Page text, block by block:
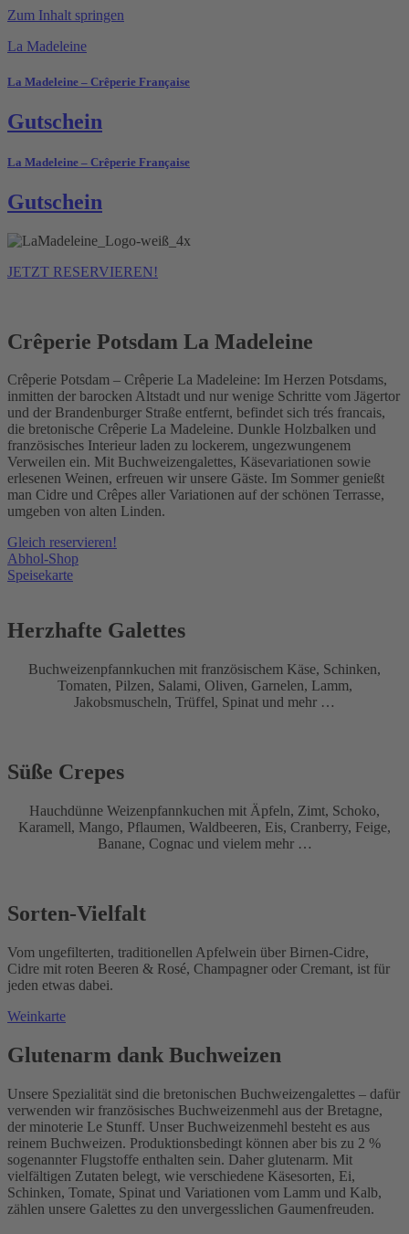
Zum Inhalt springen
La Madeleine
La Madeleine – Crêperie Française
Gutschein
La Madeleine – Crêperie Française
Gutschein
JETZT RESERVIEREN!
Crêperie Potsdam La Madeleine
Crêperie Potsdam – Crêperie La Madeleine: Im Herzen Potsdams,
inmitten der barocken Altstadt und nur wenige Schritte vom Jägertor
und der Brandenburger Straße entfernt, befindet sich trés francais,
die bretonische Crêperie La Madeleine. Dunkle Holzbalken und
französisches Interieur laden zu lockerem, ungezwungenem
Verweilen ein. Mit Buchweizengalettes, Käsevariationen sowie
erlesenen Weinen, erfreuen wir unsere Gäste. Im Sommer genießt
man Cidre und Crêpes aller Variationen auf der schönen Terrasse,
umgeben von alten Linden.
Gleich reservieren!
Abhol-Shop
Speisekarte
Herzhafte Galettes
Buchweizenpfannkuchen mit französischem Käse, Schinken,
Tomaten, Pilzen, Salami, Oliven, Garnelen, Lamm,
Jakobsmuscheln, Trüffel, Spinat und mehr …
Süße Crepes
Hauchdünne Weizenpfannkuchen mit Äpfeln, Zimt, Schoko,
Karamell, Mango, Pflaumen, Waldbeeren, Eis, Cranberry, Feige,
Banane, Cognac und vielem mehr …
Sorten-Vielfalt
Vom ungefilterten, traditionellen Apfelwein über Birnen-Cidre,
Cidre mit roten Beeren & Rosé, Champagner oder Cremant, ist für
jeden etwas dabei.
Weinkarte
Glutenarm dank Buchweizen
Unsere Spezialität sind die bretonischen Buchweizengalettes – dafür
verwenden wir französisches Buchweizenmehl aus der Bretagne,
der minoterie Le Stunff. Unser Buchweizenmehl besteht es aus
reinem Buchweizen. Produktionsbedingt können aber bis zu 2 %
sogenannter Flugstoffe enthalten sein. Daher glutenarm. Mit
vielfältigen Zutaten belegt, wie verschiedene Käsesorten, Ei,
Schinken, Tomate, Spinat und Variationen vom Lamm und Kalb,
zählen unsere Galettes zu den unvergesslichen Gaumenfreuden.